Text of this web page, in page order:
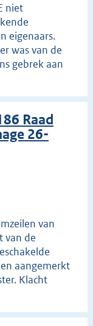
niet
eigenaars.
was van de
gebrek aan
Raad
26-
van
van de
aangemerkt
Klacht